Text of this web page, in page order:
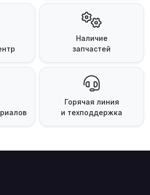
Наличие
запчастей
Горячая линия
и техподдержка